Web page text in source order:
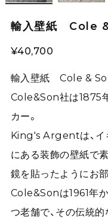
輸入壁紙 Cole
¥40,700
輸入壁紙 Cole &
Cole&Son社は1875
カー。
King's Argentは、イ
にある装飾の壁紙で
鏡を貼ったようにお
Cole&Sonは1961年
つ老舗で、その伝統